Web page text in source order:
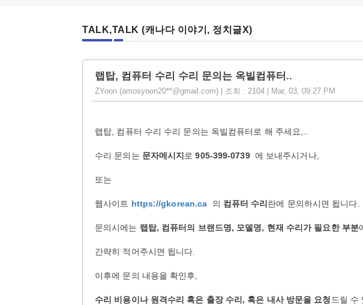
TALK,TALK (캐나다 이야기, 정치글X)
랩탑, 컴퓨터 수리 수리 문의는 옥빌컴퓨터..
ZYoon (amosyoon20**@gmail.com) | 조회 : 2104 | Mar, 03, 09:27 PM
랩탑, 컴퓨터 수리 수리 문의는 옥빌컴퓨터로 해 주세요,..
수리 문의는 문자메시지 로905-399-0739 에 보내주시거나,
또는
웹사이트 https://gkorean.ca 의 컴퓨터 수리 란에 문의하시면 됩니다.
문의시에는 랩탑, 컴퓨터의 브랜드명, 모델명, 현재 수리가 필요한 부분
간략히 적어주시면 됩니다.
이후에 문의 내용을 확인후,
수리 비용이나 원격수리 혹은 출장 수리, 혹은 내사 방문을 요청 드릴 수